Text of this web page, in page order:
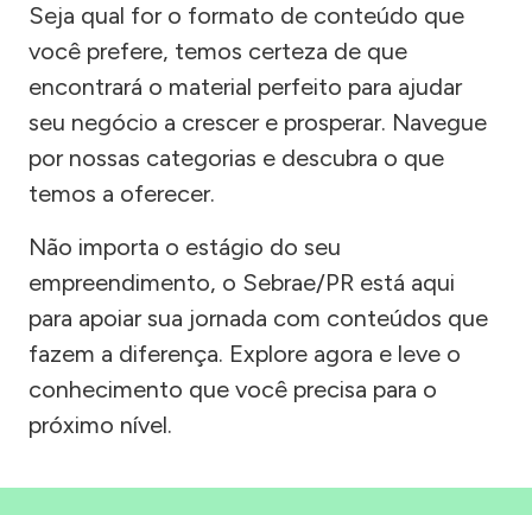
Seja qual for o formato de conteúdo que
você prefere, temos certeza de que
encontrará o material perfeito para ajudar
seu negócio a crescer e prosperar. Navegue
por nossas categorias e descubra o que
temos a oferecer.
Não importa o estágio do seu
empreendimento, o Sebrae/PR está aqui
para apoiar sua jornada com conteúdos que
fazem a diferença. Explore agora e leve o
conhecimento que você precisa para o
próximo nível.